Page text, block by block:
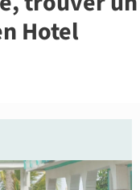
Hotel